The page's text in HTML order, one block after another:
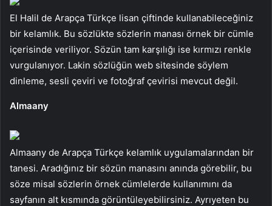
El Halil de Arapça Türkçe lisan çiftinde kullanabileceğiniz
bir kelamlık. Bu sözlükte sözlerin manası örnek bir cümle
içerisinde veriliyor. Sözün tam karşılığı ise kırmızı renkle
vurgulanıyor. Lakin sözlüğün web sitesinde söylem
dinleme, sesli çeviri ve fotoğraf çevirisi mevcut değil.
Almaany
Almaany de Arapça Türkçe kelamlık uygulamalarından bir
tanesi. Aradığınız bir sözün manasını anında görebilir, bu
söze misal sözlerin örnek cümlelerde kullanımını da
sayfanın alt kısmında görüntüleyebilirsiniz. Ayrıyeten bu